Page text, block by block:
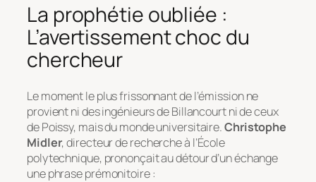
La prophétie oubliée :
L’avertissement choc du
chercheur
Le moment le plus frissonnant de l’émission ne
provient ni des ingénieurs de Billancourt ni de ceux
de Poissy, mais du monde universitaire.Christophe
Midler, directeur de recherche à l’École
polytechnique, prononçait au détour d’un échange
une phrase prémonitoire :